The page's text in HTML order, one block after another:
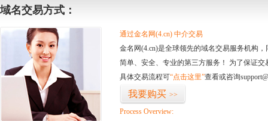
域名交易方式：
通过金名网(4.cn) 中介交易
金名网(4.cn)是全球领先的域名交易服务机构
简单、安全、专业的第三方服务！ 为了保证
具体交易流程可“点击这里”查看或咨询
我要购买 >>
Process Overview: